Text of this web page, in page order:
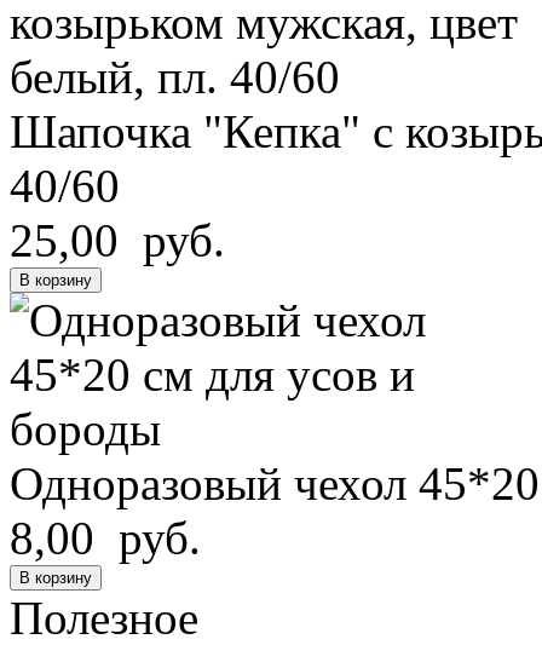
Шапочка "Кепка" с
40/60
25,00 руб.
В корзину
Одноразовый чехол
8,00 руб.
В корзину
Полезное